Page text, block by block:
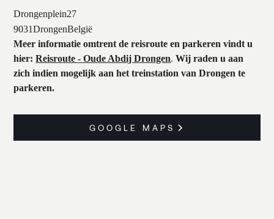
Drongenplein27
9031DrongenBelgië
Meer informatie omtrent de reisroute en parkeren vindt u
hier:Reisroute - Oude Abdij Drongen.Wij raden u aan
zich indien mogelijk aan het treinstation van Drongen te
parkeren.
GOOGLE MAPS